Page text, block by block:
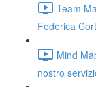
Team
Federica
Mind
nostro